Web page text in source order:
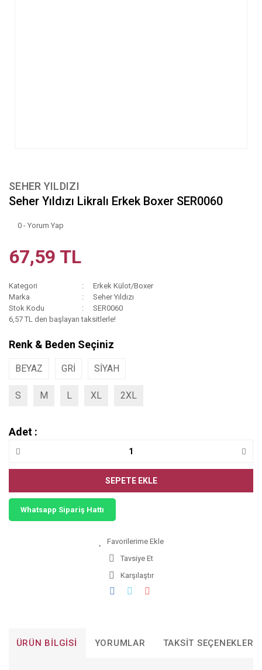
SEHER YILDIZI
Seher Yıldızı Likralı Erkek Boxer SER0060
0 - Yorum Yap
67,59 TL
Kategori
Erkek Külot/Boxer
Marka
Seher Yıldızı
Stok Kodu
SER0060
6,57 TL den başlayan taksitlerle!
Renk & Beden Seçiniz
BEYAZ GRİ SİYAH
S M L XL 2XL
Adet :
SEPETE EKLE
Whatsapp Sipariş Hattı
Tavsiye Et
Karşılaştır
ÜRÜN BILGISI YORUMLAR TAKSIT SEÇENEKLERI